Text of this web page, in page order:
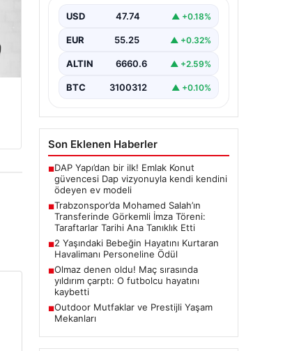
İmza Töreni: Taraftarlar
Tarihi Ana Tanıklık Etti
yıldız isimlerinden Mohamed
gururunu yaşıyor. Yoğun ilgiyle
USD 47.74 ▲ +0.18%
EUR 55.25 ▲ +0.32%
ALTIN 6660.6 ▲ +2.59%
BTC 3100312 ▲ +0.10%
Son Eklenen Haberler
■DAP Yapı’dan bir ilk! Emlak Konut
güvencesi Dap vizyonuyla kendi kendini
ödeyen ev modeli
■Trabzonspor’da Mohamed Salah’ın
Transferinde Görkemli İmza Töreni:
Taraftarlar Tarihi Ana Tanıklık Etti
■2 Yaşındaki Bebeğin Hayatını Kurtaran
Havalimanı Personeline Ödül
■Olmaz denen oldu! Maç sırasında
yıldırım çarptı: O futbolcu hayatını
kaybetti
■Outdoor Mutfaklar ve Prestijli Yaşam
Mekanları